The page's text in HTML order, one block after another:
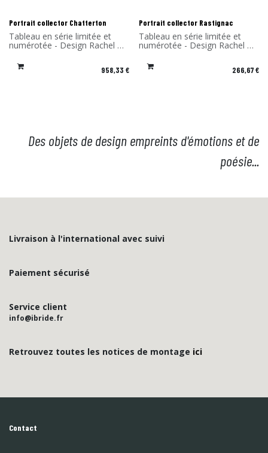
Portrait collector Chatterton
Tableau en série limitée et
numérotée - Design Rachel &
Benoît Convers - Matériau:
Cadre en stratifié compact et
impression sur du dibond958,33 €
Portrait collector Rastignac
Tableau en série limitée et
numérotée - Design Rachel &
Benoît Convers - Matériau:
Cadre en stratifié compact et
impression sur du dibond266,67€
Des objets de design empreints d'émotions et de
poésie...
Livraison à l'international avec suivi
Paiement sécurisé
Service client
info@ibride.fr
Retrouvez toutes les notices de montage ici
Contact